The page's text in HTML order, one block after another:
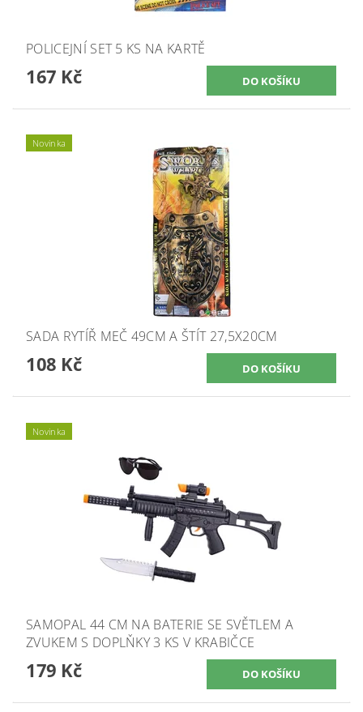
POLICEJNÍ SET 5 KS NA KARTĚ
167 Kč
Novinka
SADA RYTÍŘ MEČ 49CM A ŠTÍT 27,5X20CM
108 Kč
Novinka
SAMOPAL 44 CM NA BATERIE SE SVĚTLEM A
ZVUKEM S DOPLŇKY 3 KS V KRABIČCE
179 Kč